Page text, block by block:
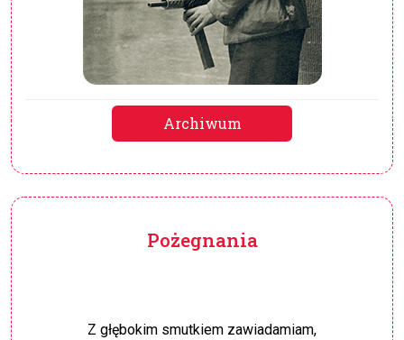
Archiwum
Pożegnania
Z głębokim smutkiem zawiadamiam,